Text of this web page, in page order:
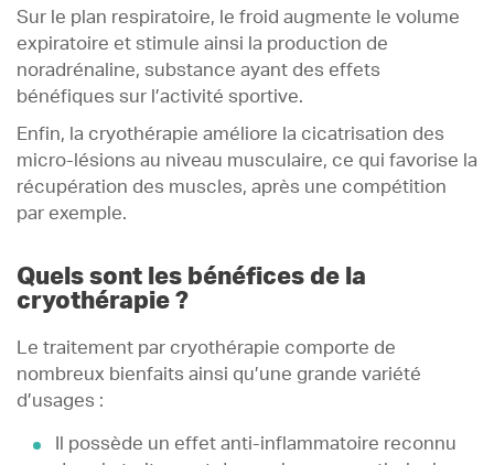
Sur le plan respiratoire, le froid augmente le volume
expiratoire et stimule ainsi la production de
noradrénaline, substance ayant des effets
bénéfiques sur l’activité sportive.
Enfin, la cryothérapie améliore la cicatrisation des
micro-lésions au niveau musculaire, ce qui favorise la
récupération des muscles, après une compétition
par exemple.
Quels sont les bénéfices de la
cryothérapie ?
Le traitement par cryothérapie comporte de
nombreux bienfaits ainsi qu’une grande variété
d’usages :
Il possède un effet anti-inflammatoire reconnu